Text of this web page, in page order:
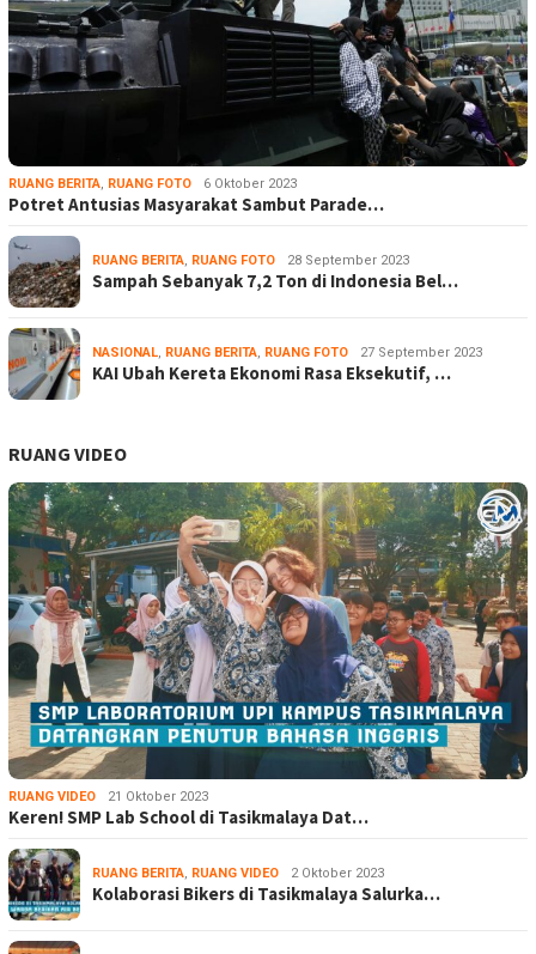
RUANG BERITA, RUANG FOTO 6 Oktober 2023
Potret Antusias Masyarakat Sambut Parade…
RUANG BERITA, RUANG FOTO 28 September 2023
Sampah Sebanyak 7,2 Ton di Indonesia Bel…
NASIONAL, RUANG BERITA, RUANG FOTO 27 September 2023
KAI Ubah Kereta Ekonomi Rasa Eksekutif, …
RUANG VIDEO
RUANG VIDEO 21 Oktober 2023
Keren! SMP Lab School di Tasikmalaya Dat…
RUANG BERITA, RUANG VIDEO 2 Oktober 2023
Kolaborasi Bikers di Tasikmalaya Salurka…